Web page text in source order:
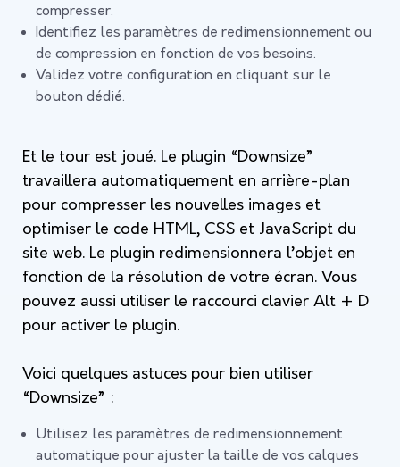
compresser.
Identifiez les paramètres de redimensionnement ou
de compression en fonction de vos besoins.
Validez votre configuration en cliquant sur le
bouton dédié.
Et le tour est joué. Le plugin “Downsize”
travaillera automatiquement en arrière-plan
pour compresser les nouvelles images et
optimiser le code HTML, CSS et JavaScript du
site web. Le plugin redimensionnera l’objet en
fonction de la résolution de votre écran. Vous
pouvez aussi utiliser le raccourci clavier Alt + D
pour activer le plugin.
Voici quelques astuces pour bien utiliser
“Downsize” :
Utilisez les paramètres de redimensionnement
automatique pour ajuster la taille de vos calques